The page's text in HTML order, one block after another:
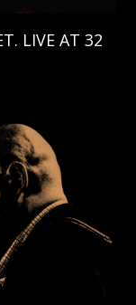
LIVE AT 32